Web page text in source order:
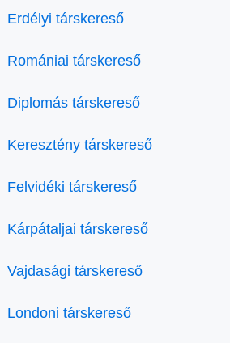
Erdélyi társkereső
Romániai társkereső
Diplomás társkereső
Keresztény társkereső
Felvidéki társkereső
Kárpátaljai társkereső
Vajdasági társkereső
Londoni társkereső